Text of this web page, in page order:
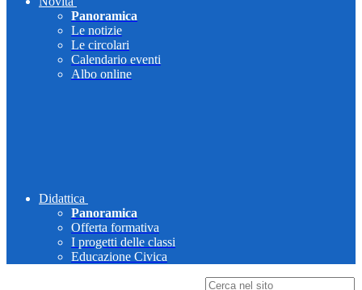
Panoramica
Le notizie
Le circolari
Calendario eventi
Albo online
Didattica
Panoramica
Offerta formativa
I progetti delle classi
Educazione Civica